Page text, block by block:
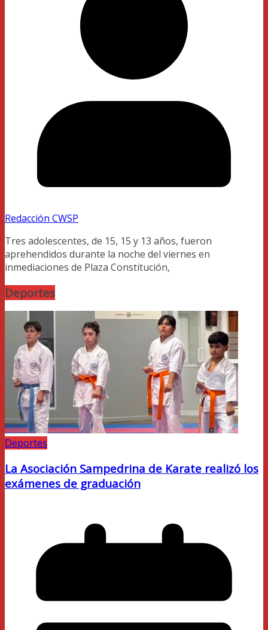
Redacción CWSP
Tres adolescentes, de 15, 15 y 13 años, fueron
aprehendidos durante la noche del viernes en
inmediaciones de Plaza Constitución,
Deportes
Deportes
La Asociación Sampedrina de Karate realizó los
exámenes de graduación